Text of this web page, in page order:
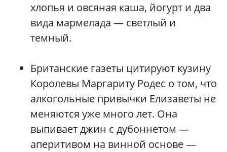
хлопья и овсяная каша, йогурт и два
вида мармелада — светлый и
темный.
Британские газеты цитируют кузину
Королевы Маргариту Родес о том, что
алкогольные привычки Елизаветы не
меняются уже много лет. Она
выпивает джин с дубоннетом —
аперитивом на винной основе —